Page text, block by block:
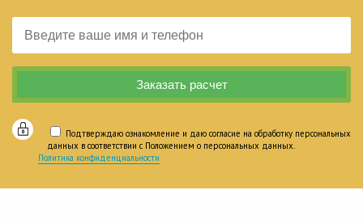
Подтверждаю ознакомление и даю согласие на обработку персональных
данных в соответствии с Положением о персональных данных.
Политика конфиденциальности